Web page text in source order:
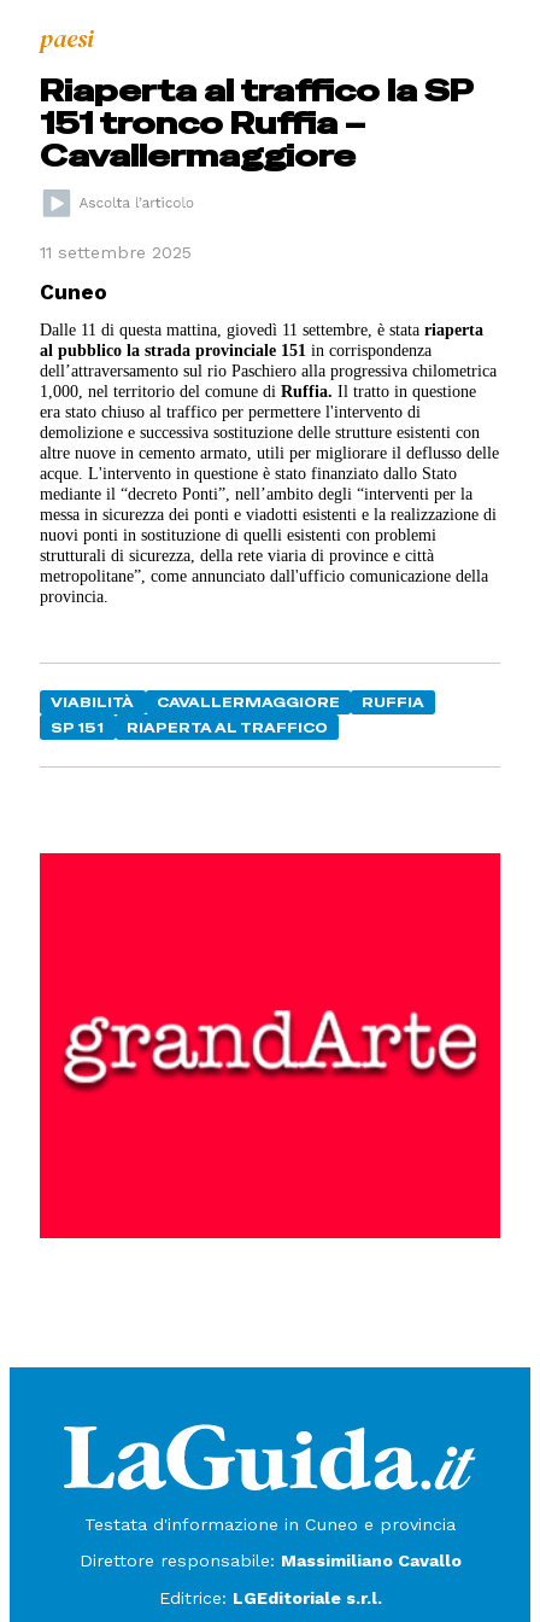
paesi
Riaperta al traffico la SP
151 tronco Ruffia –
Cavallermaggiore
11 settembre 2025
Cuneo
Dalle 11 di questa mattina, giovedì 11 settembre, è statariaperta
al pubblico la strada provinciale 151 in corrispondenza
dell’attraversamento sul rio Paschiero alla progressiva chilometrica
1,000, nel territorio del comune diRuffia. Il tratto in questione
era stato chiuso al traffico per permettere l'intervento di
demolizione e successiva sostituzione delle strutture esistenti con
altre nuove in cemento armato, utili per migliorare il deflusso delle
acque. L'intervento in questione è stato finanziato dallo Stato
mediante il “decreto Ponti”, nell’ambito degli “interventi per la
messa in sicurezza dei ponti e viadotti esistenti e la realizzazione di
nuovi ponti in sostituzione di quelli esistenti con problemi
strutturali di sicurezza, della rete viaria di province e città
metropolitane”, come annunciato dall'ufficio comunicazione della
provincia.
VIABILITÀ CAVALLERMAGGIORE
RUFFIA
SP 151
RIAPERTA AL TRAFFICO
Testata d'informazione in Cuneo e provincia
Direttore responsabile: Massimiliano Cavallo
Editrice: LGEditoriale s.r.l.